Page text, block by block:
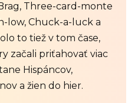
Three-card-monte
low, Chuck-a-luck a
to tiež v tom čase,
začali priťahovať viac
Hispáncov,
a žien do hier.